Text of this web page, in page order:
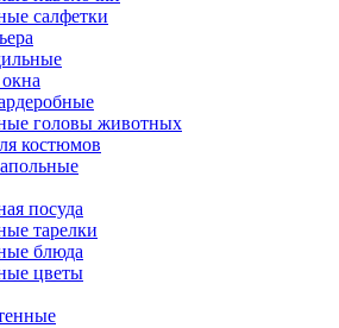
салфетки
головы животных
костюмов
посуда
тарелки
блюда
цветы